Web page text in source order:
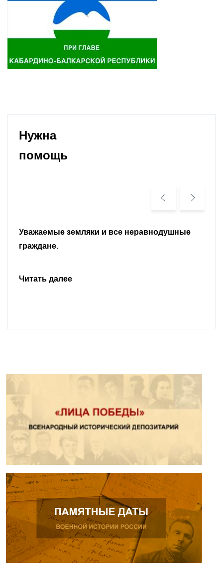
Нужна
помощь
Уважаемые земляки и все неравнодушные
граждане.
Читать далее